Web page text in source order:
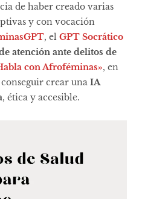
de haber creado varias
y con vocación
, el GPT Socrático
atención ante delitos de
con Afroféminas», en
crear una IA
, ética y accesible.